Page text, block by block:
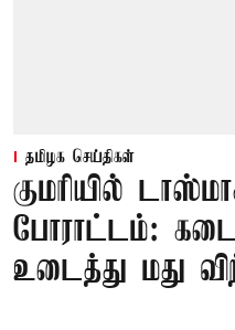
தமிழக செய்திகள்
குமரியில்
போராட்டம்:
உடைத்து மது